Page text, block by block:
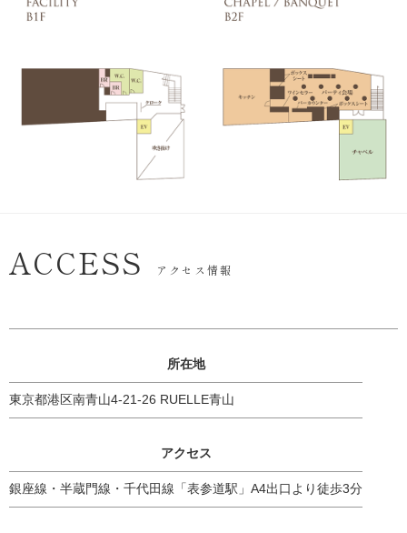
ACCESS アクセス情報
所在地
東京都港区南青山4-21-26 RUELLE青山
アクセス
銀座線・半蔵門線・千代田線「表参道駅」A4出口より徒歩3分